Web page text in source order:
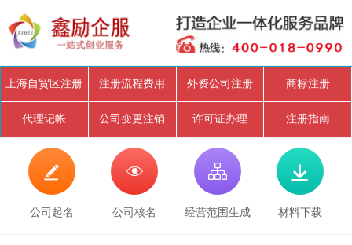
上海自贸区注册 注册流程费用 外资公司注册 商标注册
代理记帐 公司变更注销 许可证办理 注册指南

公司起名

公司核名

经营范围生成

材料下载